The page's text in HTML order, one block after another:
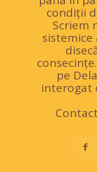
condiții
Scriem
sistemice
pe
interogat